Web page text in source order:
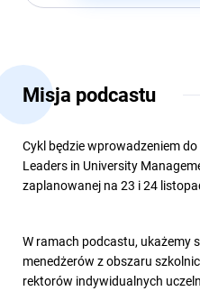
Misja podcastu
Cykl będzie wprowadzeniem
Leaders in University
zaplanowanej na 23 i 24
W ramach podcastu, ukażemy
menedżerów z obszaru
rektorów indywidualnych